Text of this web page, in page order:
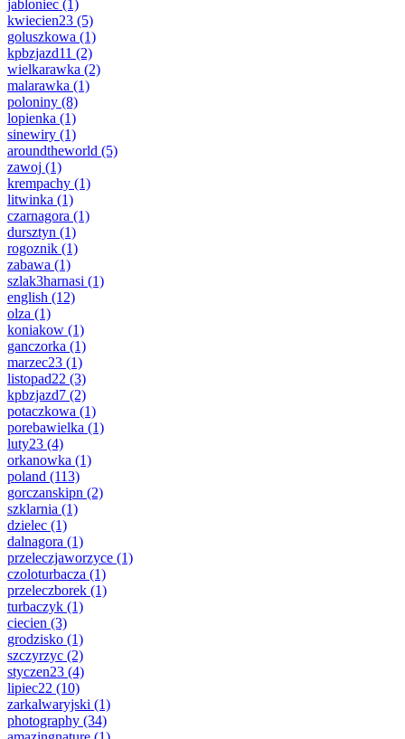
jabloniec (1)
kwiecien23 (5)
goluszkowa (1)
kpbzjazd11 (2)
wielkarawka (2)
malarawka (1)
poloniny (8)
lopienka (1)
sinewiry (1)
aroundtheworld (5)
zawoj (1)
krempachy (1)
litwinka (1)
czarnagora (1)
dursztyn (1)
rogoznik (1)
zabawa (1)
szlak3harnasi (1)
english (12)
olza (1)
koniakow (1)
ganczorka (1)
marzec23 (1)
listopad22 (3)
kpbzjazd7 (2)
potaczkowa (1)
porebawielka (1)
luty23 (4)
orkanowka (1)
poland (113)
gorczanskipn (2)
szklarnia (1)
dzielec (1)
dalnagora (1)
przeleczjaworzyce (1)
czoloturbacza (1)
przeleczborek (1)
turbaczyk (1)
ciecien (3)
grodzisko (1)
szczyrzyc (2)
styczen23 (4)
lipiec22 (10)
zarkalwaryjski (1)
photography (34)